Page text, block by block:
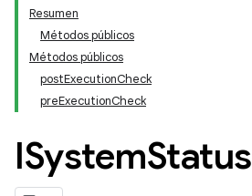
Resumen
Métodos públicos
Métodos públicos
postExecutionCheck
preExecutionCheck
ISystemStatus